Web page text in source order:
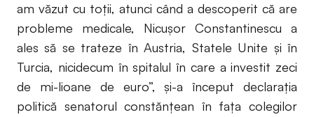
am văzut cu toţii, atunci când a descoperit că are
probleme medicale, Nicuşor Constantinescu a
ales să se trateze în Austria, Statele Unite şi în
Turcia, nicidecum în spitalul în care a investit zeci
de mi-lioane de euro”, și-a început declarația
politică senatorul constănțean în faţa colegilor